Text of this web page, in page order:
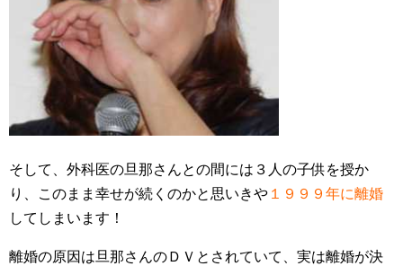
そして、外科医の旦那さんとの間には３人の子供を授か
り、このまま幸せが続くのかと思いきや １９９９年に離婚
してしまいます！
離婚の原因は旦那さんのＤＶとされていて、実は離婚が決